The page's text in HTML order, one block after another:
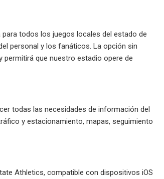
todos los juegos locales del estado de
personal y los fanáticos. La opción sin
que nuestro estadio opere de
todas las necesidades de información del
y estacionamiento, mapas, seguimiento
Athletics, compatible con dispositivos iOS